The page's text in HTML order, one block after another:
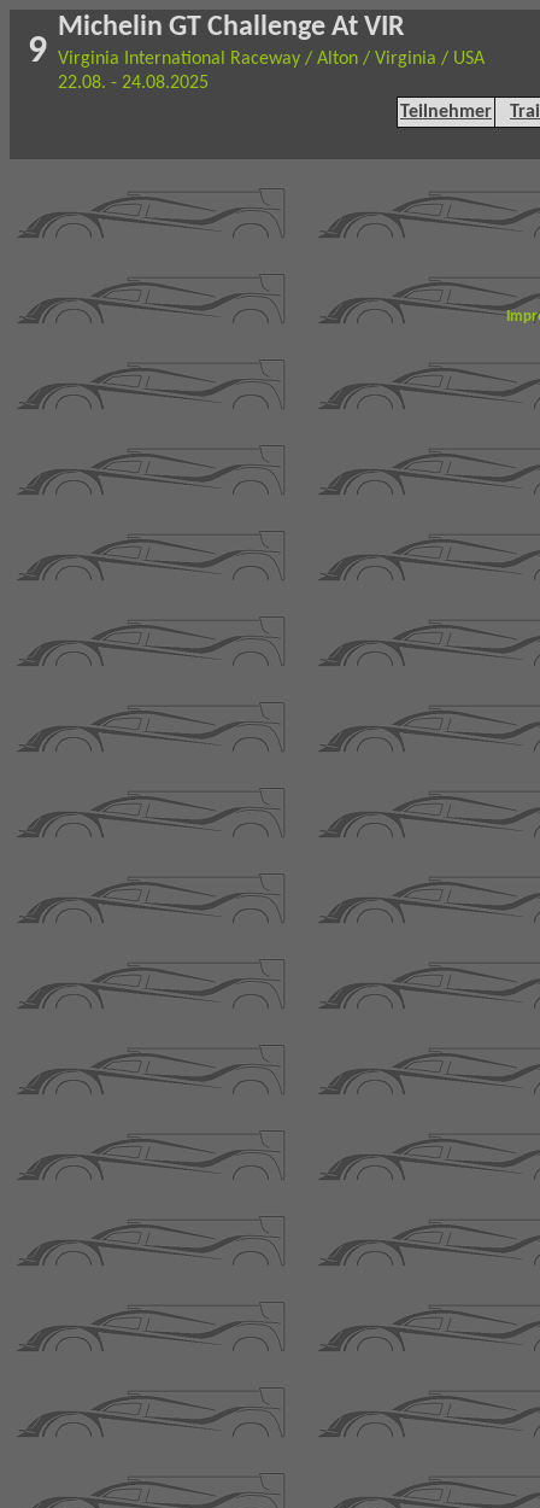
9
Michelin GT Challenge At VIR
Virginia International Raceway / Alton / Virginia / USA
22.08. - 24.08.2025
Teilnehmer